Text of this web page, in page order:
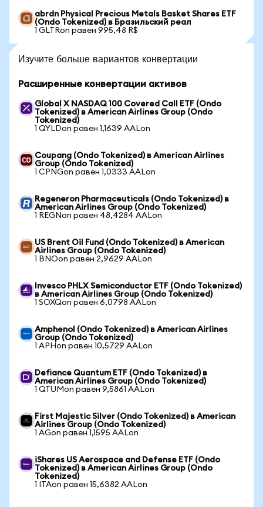
abrdn Physical Precious Metals Basket Shares ETF
(Ondo Tokenized) в Бразильский реал
1 GLTRon равен 995,48 R$
Изучите больше вариантов конвертации
Расширенные конвертации активов
Global X NASDAQ 100 Covered Call ETF (Ondo
Tokenized) в American Airlines Group (Ondo
Tokenized)
1 QYLDon равен 1,1639 AALon
Coupang (Ondo Tokenized) в American Airlines
Group (Ondo Tokenized)
1 CPNGon равен 1,0333 AALon
Regeneron Pharmaceuticals (Ondo Tokenized) в
American Airlines Group (Ondo Tokenized)
1 REGNon равен 48,4284 AALon
US Brent Oil Fund (Ondo Tokenized) в American
Airlines Group (Ondo Tokenized)
1 BNOon равен 2,9629 AALon
Invesco PHLX Semiconductor ETF (Ondo Tokenized)
в American Airlines Group (Ondo Tokenized)
1 SOXQon равен 6,0798 AALon
Amphenol (Ondo Tokenized) в American Airlines
Group (Ondo Tokenized)
1 APHon равен 10,5729 AALon
Defiance Quantum ETF (Ondo Tokenized) в
American Airlines Group (Ondo Tokenized)
1 QTUMon равен 9,5861 AALon
First Majestic Silver (Ondo Tokenized) в American
Airlines Group (Ondo Tokenized)
1 AGon равен 1,1595 AALon
iShares US Aerospace and Defense ETF (Ondo
Tokenized) в American Airlines Group (Ondo
Tokenized)
1 ITAon равен 15,6382 AALon